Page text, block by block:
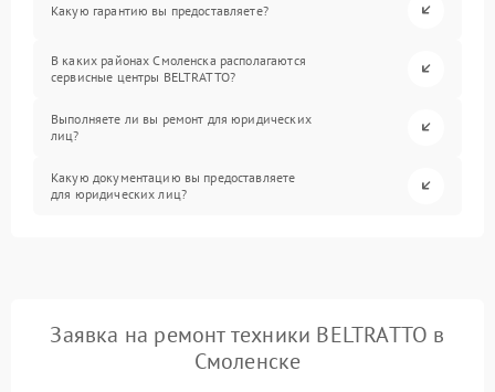
Какую гарантию вы предоставляете?
В каких районах Смоленска располагаются
сервисные центры BELTRATTO?
Выполняете ли вы ремонт для юридических
лиц?
Какую документацию вы предоставляете
для юридических лиц?
Заявка на ремонт техники BELTRATTO в
Смоленске